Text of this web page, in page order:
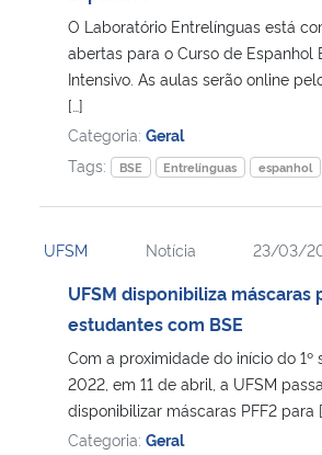
O Laboratório Entrelínguas está
abertas para o Curso de Espanhol
Intensivo. As aulas serão online
[…]
Categoria: Geral
Tags:
BSE Entrelínguas espanhol
UFSM Notícia 23/03/
UFSM disponibiliza máscaras
estudantes com BSE
Com a proximidade do início do 1º
2022, em 11 de abril, a UFSM
disponibilizar máscaras PFF2 para
Categoria: Geral